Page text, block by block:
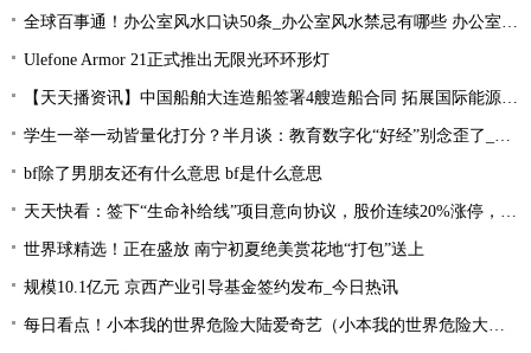
全球百事通！办公室风水口诀50条_办公室风水禁忌有哪些 办公室风水禁忌大全
Ulefone Armor 21正式推出无限光环环形灯
【天天播资讯】中国船舶大连造船签署4艘造船合同 拓展国际能源运输领域合作
学生一举一动皆量化打分？半月谈：教育数字化“好经”别念歪了_环球今亮点
bf除了男朋友还有什么意思 bf是什么意思
天天快看：签下“生命补给线”项目意向协议，股价连续20%涨停，这家公司获机构扎堆关注
世界球精选！正在盛放 南宁初夏绝美赏花地“打包”送上
规模10.1亿元 京西产业引导基金签约发布_今日热讯
每日看点！小本我的世界危险大陆爱奇艺（小本我的世界危险大陆）